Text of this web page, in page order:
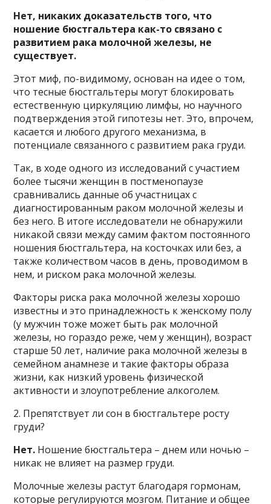
Нет, никаких доказательств того, что
ношение бюстгальтера как-то связано с
развитием рака молочной железы, не
существует.
Этот миф, по-видимому, основан на идее о том,
что тесные бюстгальтеры могут блокировать
естественную циркуляцию лимфы, но научного
подтверждения этой гипотезы нет. Это, впрочем,
касается и любого другого механизма, в
потенциале связанного с развитием рака груди.
Так, в ходе одного из исследований с участием
более тысячи женщин в постменопаузе
сравнивались данные об участницах с
диагностированным раком молочной железы и
без него. В итоге исследователи не обнаружили
никакой связи между самим фактом постоянного
ношения бюстгальтера, на косточках или без, а
также количеством часов в день, проводимом в
нем, и риском рака молочной железы.
Факторы риска рака молочной железы хорошо
известны и это принадлежность к женскому полу
(у мужчин тоже может быть рак молочной
железы, но гораздо реже, чем у женщин), возраст
старше 50 лет, наличие рака молочной железы в
семейном анамнезе и такие факторы образа
жизни, как низкий уровень физической
активности и злоупотребление алкоголем.
2. Препятствует ли сон в бюстгальтере росту
груди?
Нет. Ношение бюстгальтера – днем ​​или ночью –
никак не влияет на размер груди.
Молочные железы растут благодаря гормонам,
которые регулируются мозгом. Питание и общее